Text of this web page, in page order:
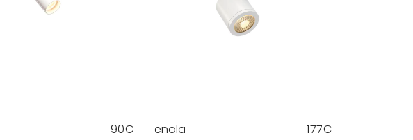
90€ enola 177€